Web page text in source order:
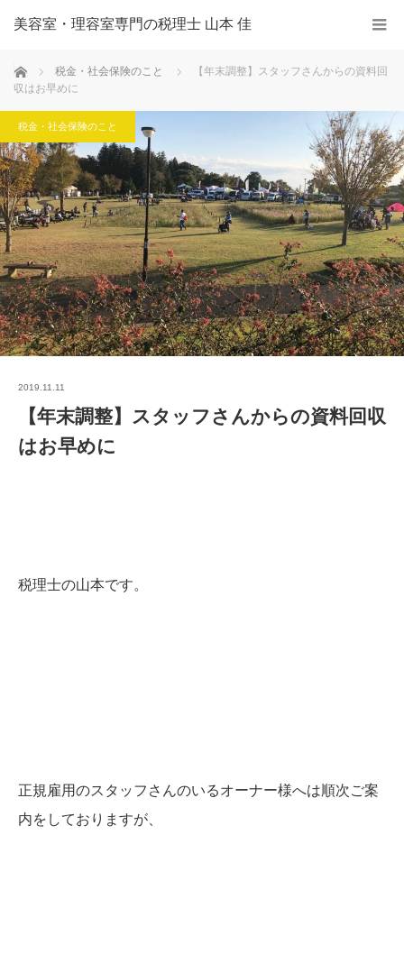
美容室・理容室専門の税理士 山本 佳
ホーム 税金・社会保険のこと
【年末調整】スタッフさんからの資料回
収はお早めに
税金・社会保険のこと
2019.11.11
【年末調整】スタッフさんからの資料回収
はお早めに
税理士の山本です。
正規雇用のスタッフさんのいるオーナー様へは順次ご案
内をしておりますが、